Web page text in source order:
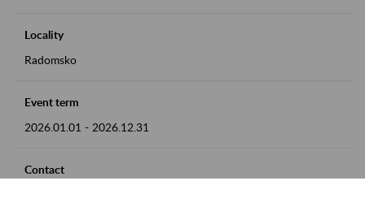
Locality
Radomsko
Event term
2026.01.01 - 2026.12.31
Contact